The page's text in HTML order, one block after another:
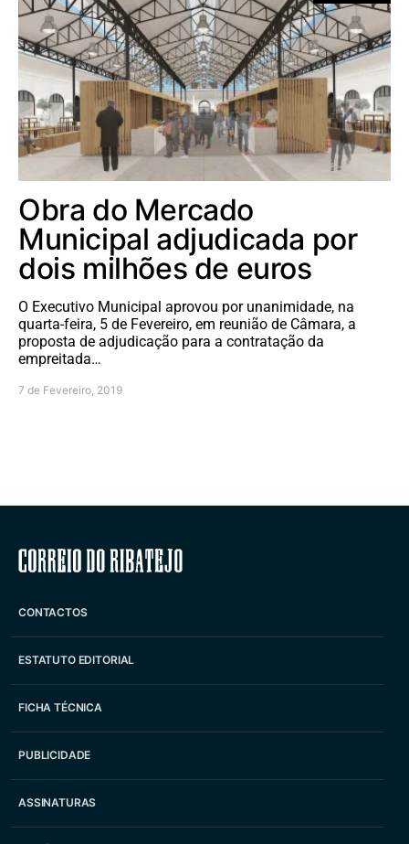
Obra do Mercado
Municipal adjudicada por
dois milhões de euros
O Executivo Municipal aprovou por unanimidade, na
quarta-feira, 5 de Fevereiro, em reunião de Câmara, a
proposta de adjudicação para a contratação da
empreitada…
7 de Fevereiro, 2019
Correio do Ribatejo
CONTACTOS
ESTATUTO EDITORIAL
FICHA TÉCNICA
PUBLICIDADE
ASSINATURAS